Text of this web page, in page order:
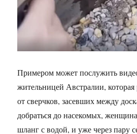
Примером может послужить
жительницей Австралии, которая
от сверчков, засевших между
добраться до насекомых,
шланг с водой, и уже через пару